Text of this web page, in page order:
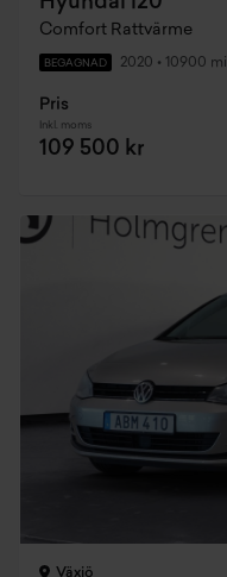
Comfort Rattvärme
BEGAGNAD 2020 • 10900 mil
Pris
Inkl. moms
109 500 kr
Växjö